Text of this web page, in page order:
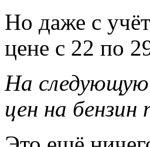
Но даже с
цене с 22 по
На
цен на